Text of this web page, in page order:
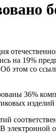
на 19%
Об этом со
36%